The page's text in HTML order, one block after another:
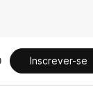
Inscrever-se